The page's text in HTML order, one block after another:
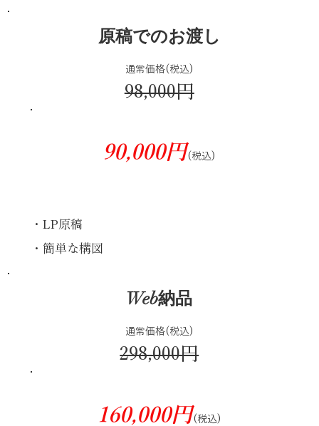
原稿でのお渡し
通常価格(税込)
98,000円
90,000円(税込)
・LP原稿
・簡単な構図
Web納品
通常価格(税込)
298,000円
160,000円(税込)